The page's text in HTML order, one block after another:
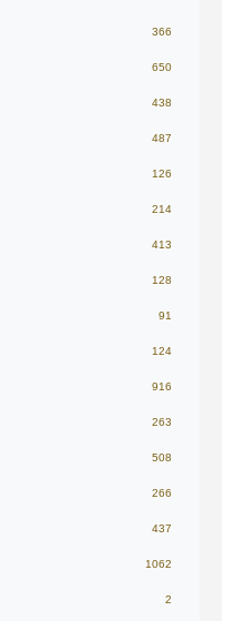
366
650
438
487
126
214
413
128
91
124
916
263
508
266
437
1062
2